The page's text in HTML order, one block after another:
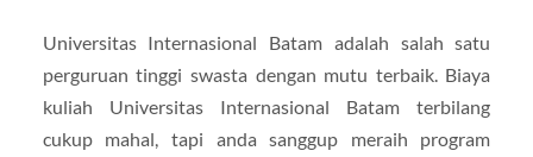
Universitas Internasional Batam adalah salah satu
perguruan tinggi swasta dengan mutu terbaik. Biaya
kuliah Universitas Internasional Batam terbilang
cukup mahal, tapi anda sanggup meraih program